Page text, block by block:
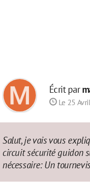
Écrit par
Le 25
Salut, je vais vous
circuit sécurité guidon
nécessaire: Un